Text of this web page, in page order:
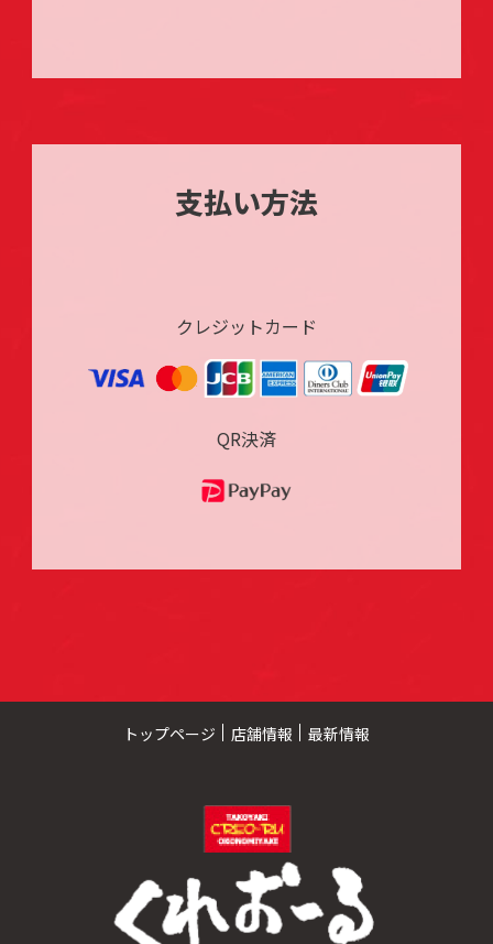
支払い方法
クレジットカード
QR決済
トップページ 店舗情報 最新情報